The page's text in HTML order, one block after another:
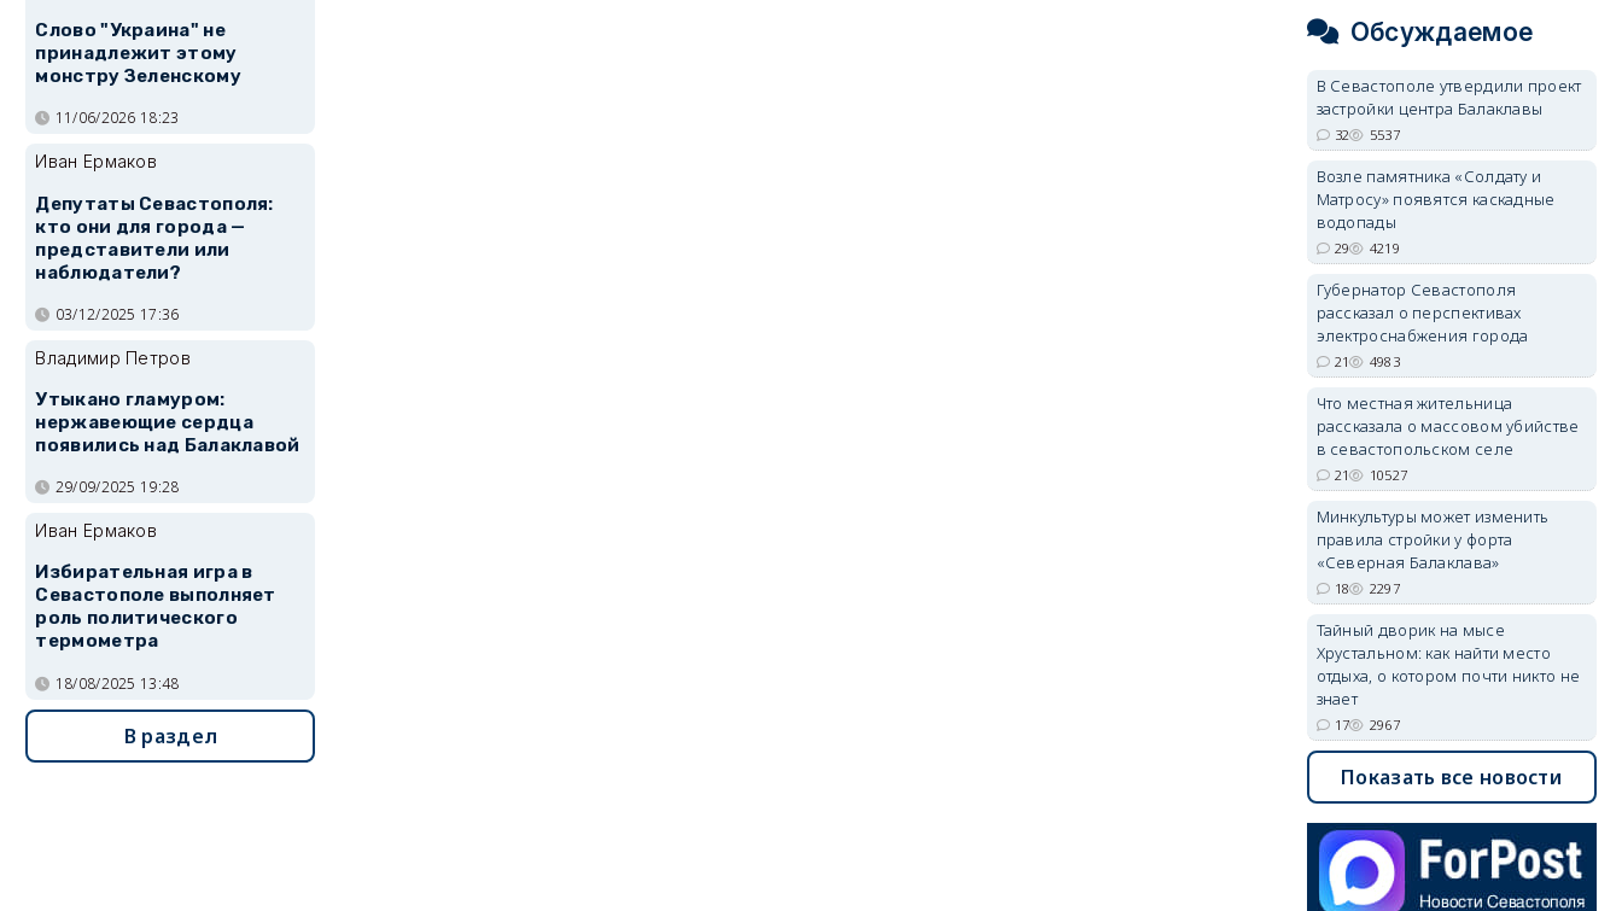
Слово "Украина" не
принадлежит этому
монстру Зеленскому
11/06/2026 18:23
Иван Ермаков
Депутаты Севастополя:
кто они для города —
представители или
наблюдатели?
03/12/2025 17:36
Владимир Петров
Утыкано гламуром:
нержавеющие сердца
появились над Балаклавой
29/09/2025 19:28
Иван Ермаков
Избирательная игра в
Севастополе выполняет
роль политического
термометра
18/08/2025 13:48
В раздел
Обсуждаемое
В Севастополе утвердили проект
застройки центра Балаклавы
32 5537
Возле памятника «Солдату и
Матросу» появятся каскадные
водопады
29 4219
Губернатор Севастополя
рассказал о перспективах
электроснабжения города
21 4983
Что местная жительница
рассказала о массовом убийстве
в севастопольском селе
21 10527
Минкультуры может изменить
правила стройки у форта
«Северная Балаклава»
18 2297
Тайный дворик на мысе
Хрустальном: как найти место
отдыха, о котором почти никто не
знает
17 2967
Показать все новости